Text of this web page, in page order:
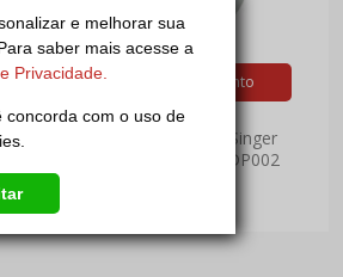
e melhorar sua
saber mais acesse a
Privacidade.
concorda com o uso de
Peça seu orçamento
Botão do Retrocesso Singer
2601 2502 2601 4718 DP002